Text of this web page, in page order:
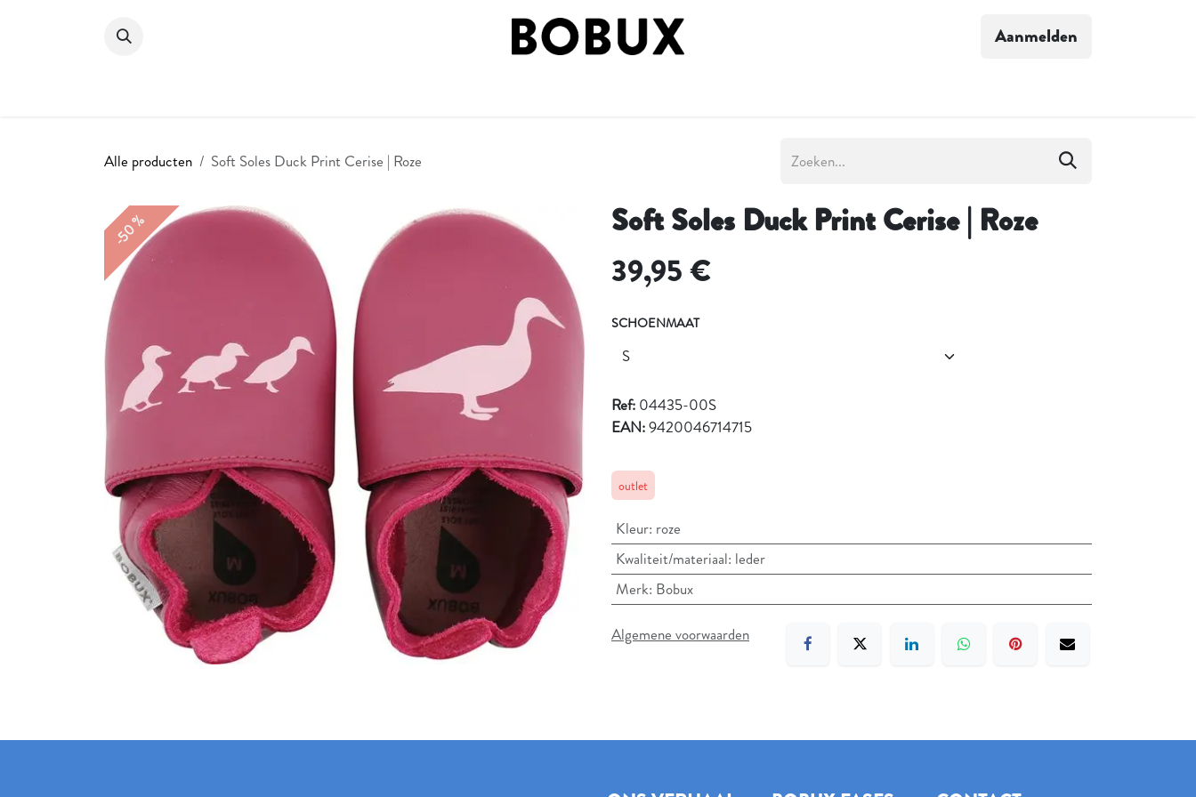
Aanmelden
Alle producten Soft Soles Duck Print Cerise | Roze
-50 %
Soft Soles Duck Print Cerise | Roze
39,95€
SCHOENMAAT
Ref: 04435-00S
EAN:9420046714715
outlet
Kleur: roze
Kwaliteit/materiaal: leder
Merk: Bobux
Algemene voorwaarden